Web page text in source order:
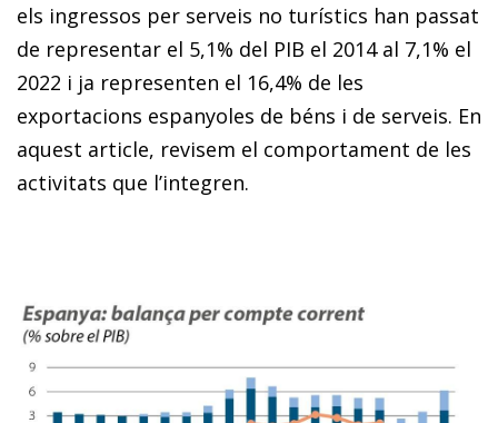
els ingressos per serveis no turístics han passat
de representar el 5,1% del PIB el 2014 al 7,1% el
2022 i ja representen el 16,4% de les
exportacions espanyoles de béns i de serveis. En
aquest article, revisem el comportament de les
activitats que l’integren.